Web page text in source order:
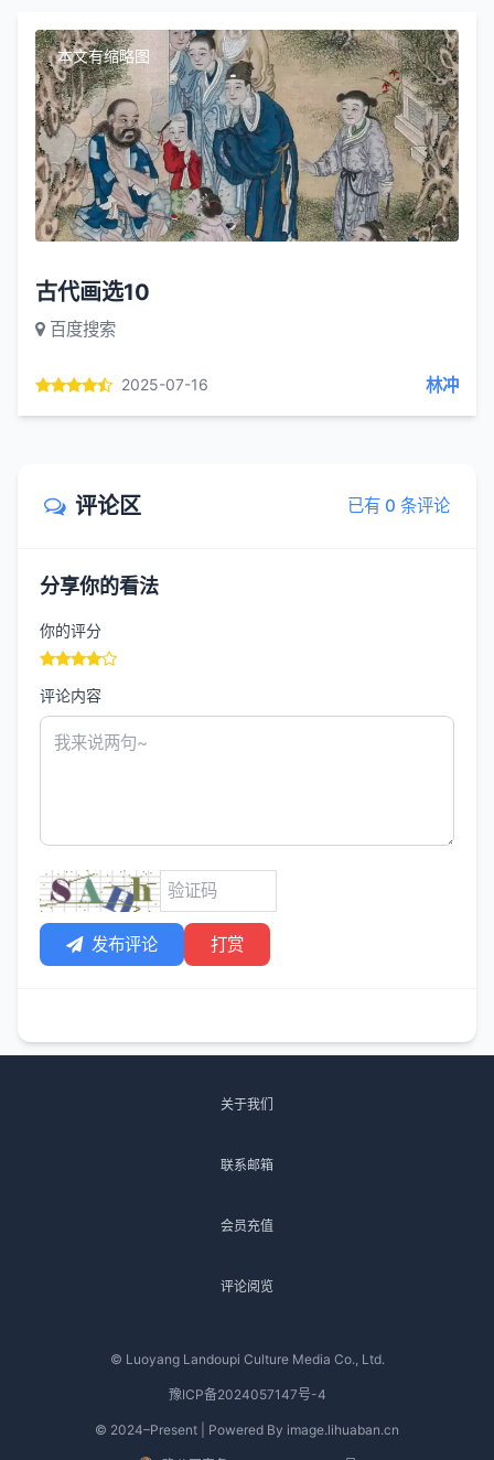
本文有缩略图
古代画选10
百度搜索
2025-07-16 林冲
评论区 已有 0 条评论
分享你的看法
你的评分
评论内容
发布评论 打赏
关于我们
联系邮箱
会员充值
评论阅览
© Luoyang Landoupi Culture Media Co., Ltd.
豫ICP备2024057147号-4
© 2024–Present | Powered By image.lihuaban.cn